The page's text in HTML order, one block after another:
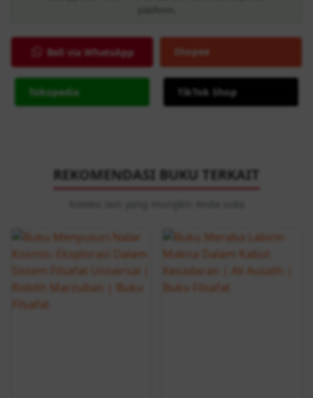
Beli via WhatsApp Shopee
Tokopedia TikTok Shop
REKOMENDASI BUKU TERKAIT